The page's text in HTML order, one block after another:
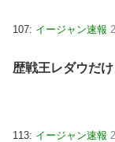
107: イージャン速報
歴戦王レダウだ
113: イージャン速報